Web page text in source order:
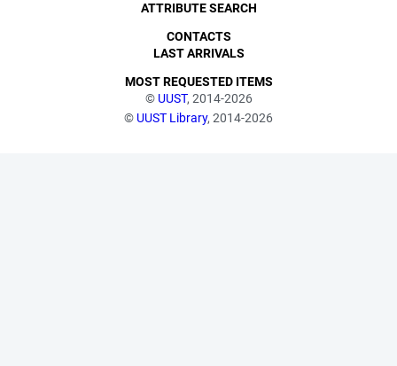
© UUST, 2014-2026
© UUST Library, 2014-2026
ATTRIBUTE SEARCH
CONTACTS
LAST ARRIVALS
MOST REQUESTED ITEMS